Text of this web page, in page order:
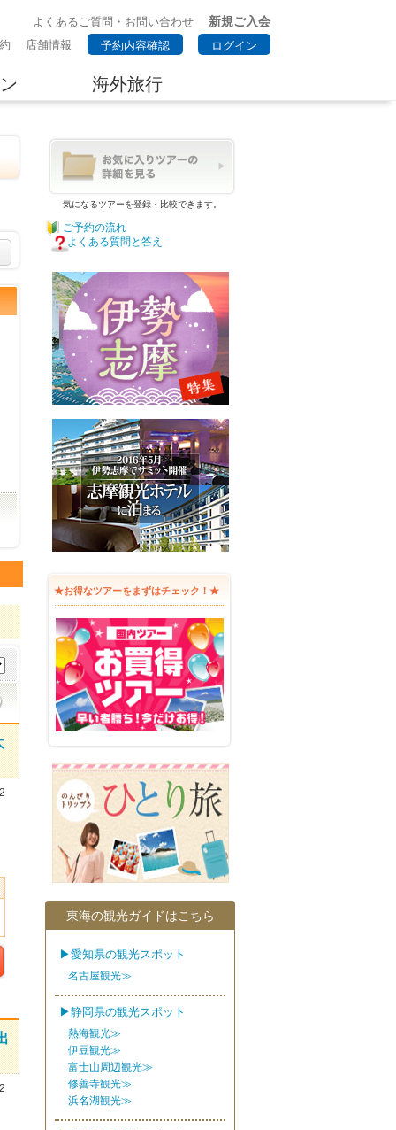
よくあるご質問・お問い合わせ 新規ご入会
店舗情報 予約内容確認 ログイン
海外旅行
気になるツアーを登録・比較できます。
ご予約の流れ
よくある質問と答え
★お得なツアーをまずはチェック！★
東海の観光ガイドはこちら
▶愛知県の観光スポット
名古屋観光≫
▶静岡県の観光スポット
熱海観光≫
伊豆観光≫
富士山周辺観光≫
修善寺観光≫
浜名湖観光≫